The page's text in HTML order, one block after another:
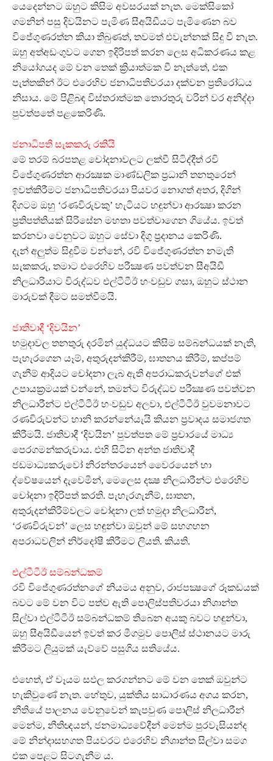
යෙදෙන්නට ඔහුට කිසිම අවසරයක් නැත. මෙක්සිකෝ
ගමනින් පසු දිවයිනට පැමිණ සීඅයිඩීයට පැමිණෙන බව
විජේගුණරත්න කියා තිබුණත්, තවමත් එවැන්නක් සිදු වී නැත.
ඔහු අත්අඩංගුවට ගෙන ඉදිරිපත් කරන ලෙස අධිකරණය කළ
නියෝගයද මේ වන තෙක් ක්‍රියාත්මක වී නැත්තේ, එක
පැත්තකින් ඊට එරෙහිව ජනාධිපතිවරයා දක්වන ප්‍රතිරෝධය
නිසාය. මේ පිළිබඳ විස්තරාත්මක තොරතුරු වරින් වර අනිද්දා
පුවත්පතේ පළකෙරිණි.
ජනාධිපති සැකකරු රකියි
මේ තරම් බරපතළ චෝදනාවලට ලක්වී සිටිද්දීත් රවි
විජේගුණරත්න ආරක්‍ෂක මාණ්ඩලික ප්‍රධානි තනතුරෙන්
ඉවත්කිරීමට ජනාධිපතිවරයා පියවර නොගත් අතර, දිගින්
දිගටම ඔහු ‘රණවිරුවකු’ හැටියට හඳුන්වා ආරක්‍ෂා කරන
ප්‍රතිපත්තියක් සිරිසේන මහතා පවත්වාගෙන ගියේය. ඉවත්
කරනවා වෙනුවට ඔහුට සේවා දිගු ප්‍රදානය කෙරිණි.
දැන් අලුත්ම සිදුවීම වන්නේ, රවි විජේගුණරත්න නමැති
සැකකරු, තමාට එරෙහිව පරීක්‍ෂණ පවත්වන සීඅයිඩී
නිලධාරියාට විරුද්ධව එල්ටීටීඊ හංවඩුව ගසා, ඔහුට ස්ථාන
මාරුවක් දීමට සමත්වීමයි.
ජාතිවාදී ‘දිවයින’
හමුදාවල තනතුරු දරමින් යුද්ධයට කිසිම සම්බන්ධයක් නැති,
පැහැරගෙන යෑම්, අතුරුදන්කිරීම්, ඝාතනය කිරීම්, කප්පම්
ගැනීම් ආදියට චෝදනා ලැබ ඇති අපරාධකරුවන්ගේ එක්
උපායක්‍රමයක් වන්නේ, තමන්ට විරුද්ධව පරීක්‍ෂණ පවත්වන
නිලධාරීන්ට එල්ටීටීඊ හංවඩුව අලවා, එල්ටීටීඊ වුවමනාවට
රණවිරුවන්ට හානි කරන්නේයැයි කියන ප්‍රවාදය සමාජගත
කිරීමයි. ජාතිවාදී ‘දිවයින’ පුවත්පත මේ ප්‍රචාරයේ මාධ්‍ය
පෙරගමන්කරුවාය. එහි සිටින අන්ත ජාතිවාදී
ජඩමාධ්‍යකරුවෝ නිරන්තරයෙන් වෛරයෙන් හා
ද්වේෂයෙන් දැවෙමින්, මෙලෙස දක්‍ෂ නිලධාරීන්ට එරෙහිව
චෝදනා ඉදිරිපත් කරති. පැහැරගැනීම්, ඝාතන,
අතුරුදන්කිරීම්වලට චෝදනා ලත් හමුදා නිලධාරීන්,
‘රණවිරුවන්’ ලෙස හඳුන්වා ඔවුන් මේ සහගහන
අපරාධවලින් නිර්දෝෂී කිරීමට ලියති. කියති.
එල්ටීටීඊ සම්බන්ධකම්
රවි විජේගුණරත්නගේ නියමය අනුව, රාජපක්‍ෂගේ රූකඩයක්
බවට මේ වන විට පත්ව ඇති පොලිස්පතිවරයා නිශාන්ත
සිල්වා එල්ටීටීඊ සම්බන්ධකම් තිබෙන අයකු බවට හඳුන්වා,
ඔහු සීඅයිඩීයෙන් ඉවත් කර මීගමුව පොලිස් ස්ථානයට මාරු
කිරීමට ලියුමක් යැව්වේ පසුගිය සතියේය.
එහෙත්, ඒ වෑයම සඵල කරගන්නට මේ වන තෙක් ඔවුන්ට
හැකිවුණේ නැත. හේතුව, යුක්තිය සාධාරණය අගය කරන,
නීතියේ පාලනය වෙනුවෙන් කැපවුණ පොලිස් නිලධාරීන්
මෙන්ම, නීතිඥයන්, ජනමාධ්‍යවේදීන් මෙන්ම පුරවැසියන්ද
මේ නින්දාසහගත පියවරට එරෙහිව නිශාන්ත සිල්වා සමග
එක පෙළට සිටගැනීම ය.